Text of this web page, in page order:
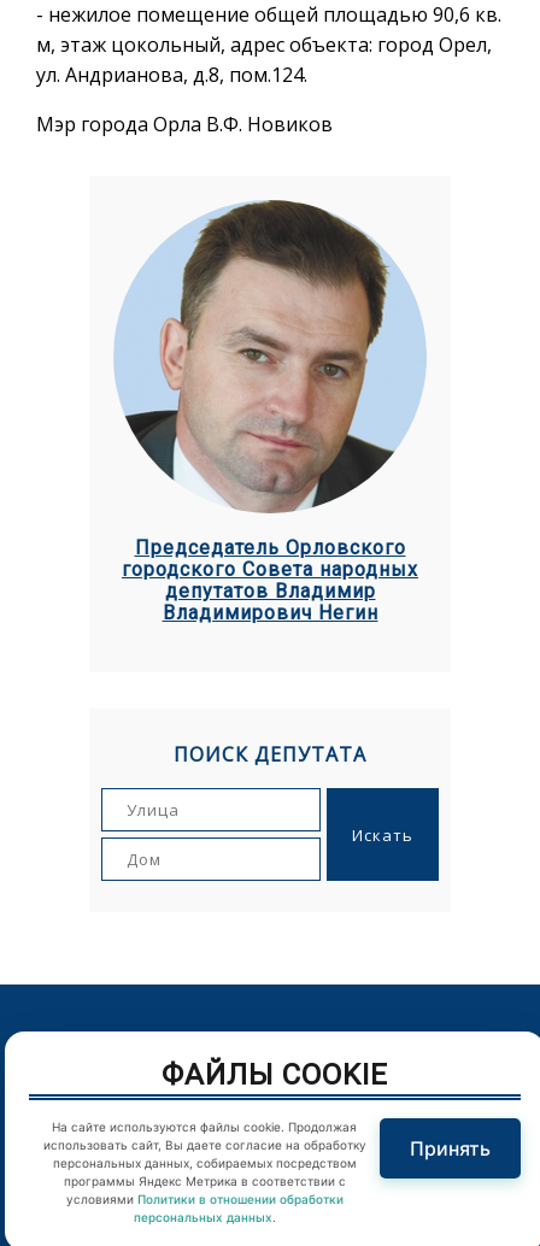
- нежилое помещение общей площадью 90,6 кв.
м, этаж цокольный, адрес объекта: город Орел,
ул. Андрианова, д.8, пом.124.
Мэр города Орла В.Ф. Новиков
Председатель Орловского
городского Совета народных
депутатов Владимир
Владимирович Негин
ПОИСК ДЕПУТАТА
Пролетарская гора, д. 1. Телефон: (4862) 43-25-54
Цитирование в Интернете материалов сайта возможно
только при наличии гиперссылки
Отправляя любую форму на сайте, вы соглашаетесь с
ФАЙЛЫ COOKIE
На сайте используются файлы cookie. Продолжая
использовать сайт, Вы даете согласие на обработку
персональных данных, собираемых посредством
программы Яндекс Метрика в соответствии с
условиями Политики в отношении обработки
персональных данных
Принять